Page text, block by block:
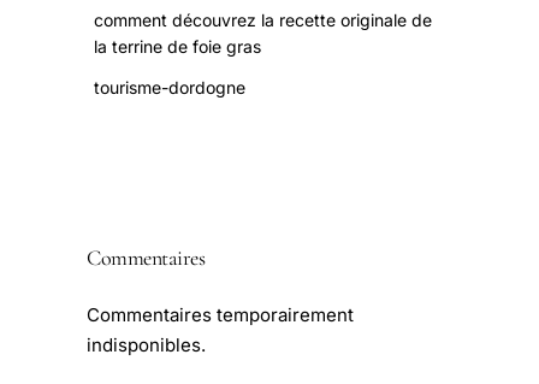
comment découvrez la recette originale de
la terrine de foie gras
tourisme-dordogne
Commentaires
Commentaires temporairement
indisponibles.